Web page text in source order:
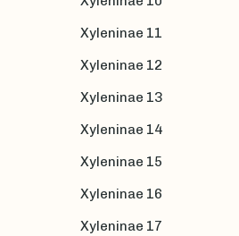
Xyleninae 11
Xyleninae 12
Xyleninae 13
Xyleninae 14
Xyleninae 15
Xyleninae 16
Xyleninae 17